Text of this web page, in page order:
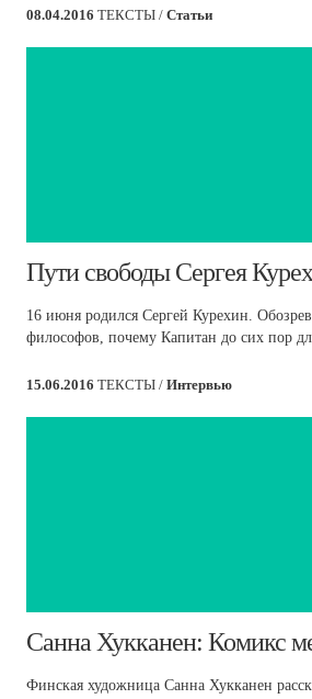
08.04.2016 ТЕКСТЫ / Статьи
​Пути свободы Сергея
16 июня родился Сергей Курехин.
философов, почему Капитан до сих пор
15.06.2016 ТЕКСТЫ / Интервью
​Санна Хукканен: Комикс
Финская художница Санна Хукканен